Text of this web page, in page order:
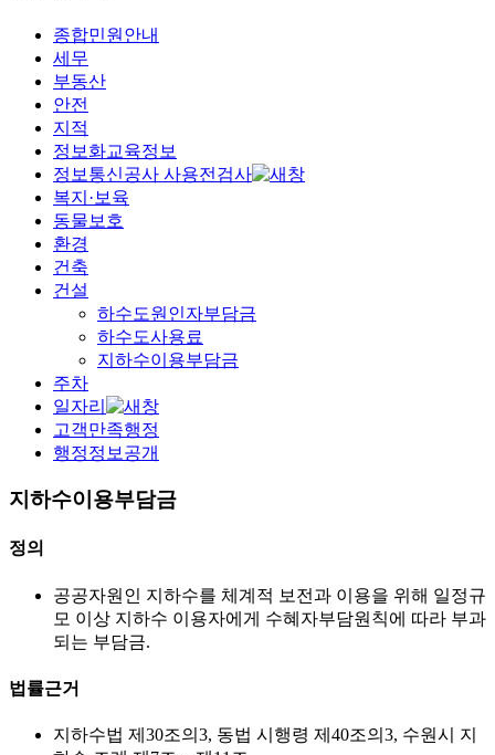
종합민원안내
세무
부동산
안전
지적
정보화교육정보
정보통신공사 사용전검사
복지·보육
동물보호
환경
건축
건설
하수도원인자부담금
하수도사용료
지하수이용부담금
주차
일자리
고객만족행정
행정정보공개
지하수이용부담금
정의
공공자원인 지하수를 체계적 보전과 이용을 위해 일정규
모 이상 지하수 이용자에게 수혜자부담원칙에 따라 부과
되는 부담금.
법률근거
지하수법 제30조의3, 동법 시행령 제40조의3, 수원시 지